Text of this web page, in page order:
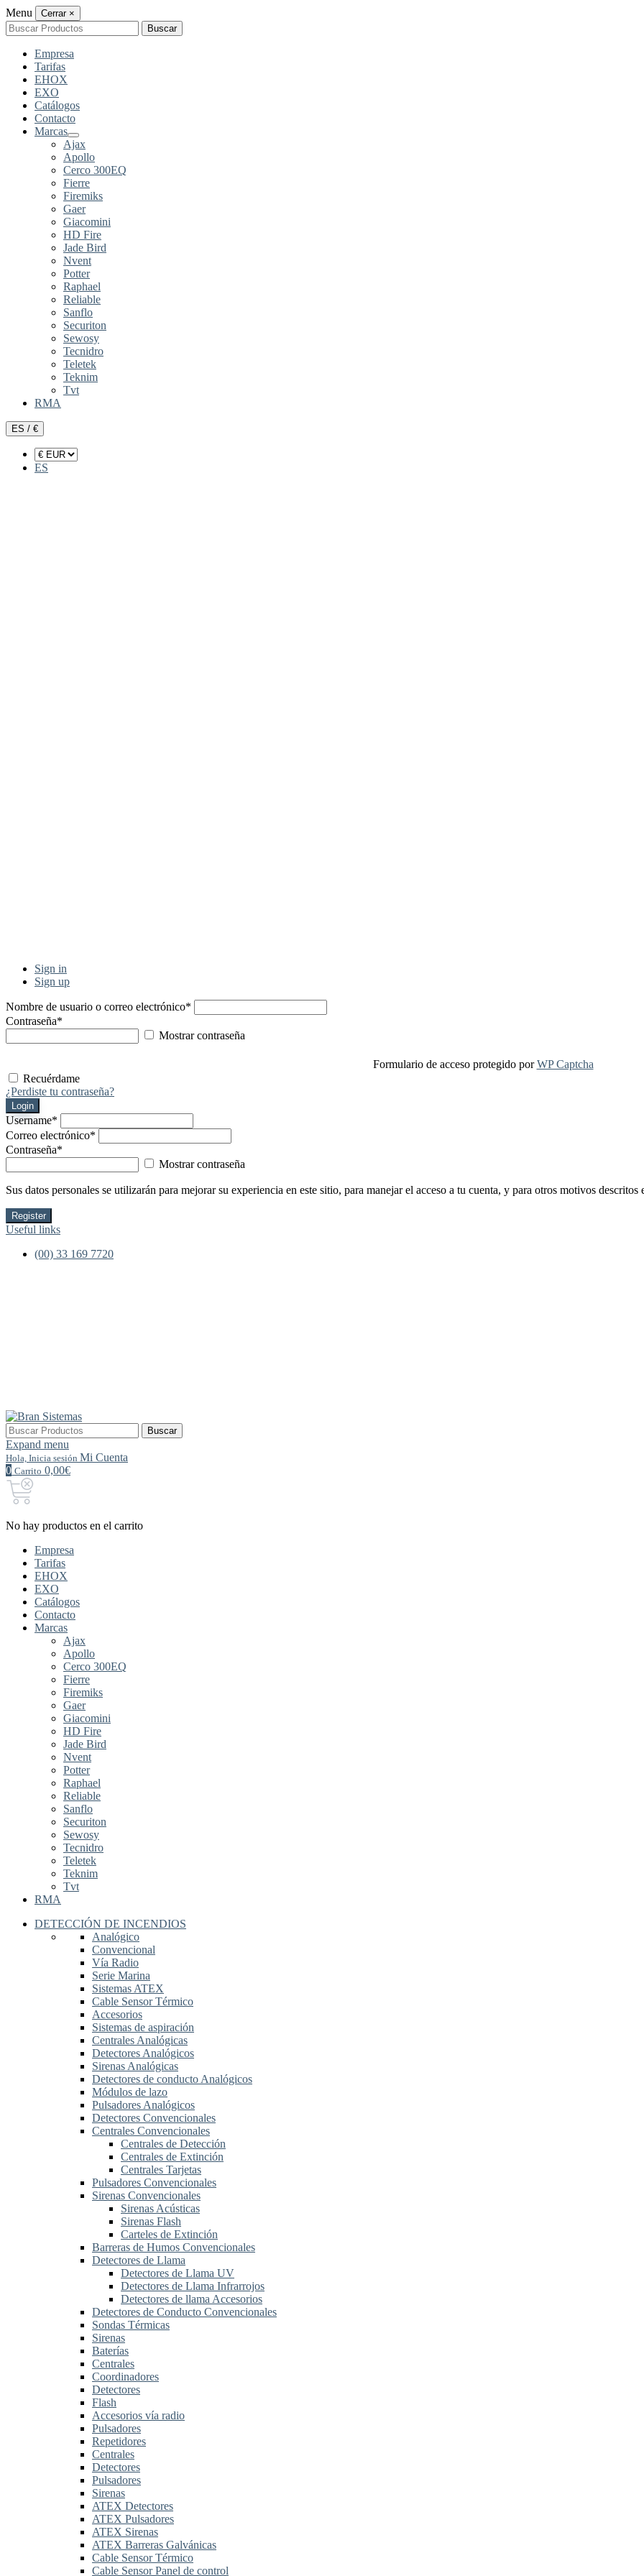
Menu Cerrar ×
Buscar
por:
Buscar
Empresa
Tarifas
EHOX
EXO
Catálogos
Contacto
Marcas
Ajax
Apollo
Cerco 300EQ
Fierre
Firemiks
Gaer
Giacomini
HD Fire
Jade Bird
Nvent
Potter
Raphael
Reliable
Sanflo
Securiton
Sewosy
Tecnidro
Teletek
Teknim
Tvt
RMA
ES / €
ES
Sign in
Sign up
Nombre de usuario o correo electrónico*
Contraseña*
Mostrar contraseña
Formulario de acceso protegido porWP Captcha
Recuérdame
¿Perdiste tu contraseña?
Login
Username*
Correo electrónico*
Contraseña*
Mostrar contraseña
Sus datos personales se utilizarán para mejorar su experiencia en este sitio, para manejar el acceso a tu cuenta, y para otros motivos descritos
Register
Useful links
(00) 33 169 7720
Buscar
por:
Buscar
Expand menu
Hola, Inicia sesión Mi Cuenta
0 Carrito 0,00€
No hay productos en el carrito
Empresa
Tarifas
EHOX
EXO
Catálogos
Contacto
Marcas
Ajax
Apollo
Cerco 300EQ
Fierre
Firemiks
Gaer
Giacomini
HD Fire
Jade Bird
Nvent
Potter
Raphael
Reliable
Sanflo
Securiton
Sewosy
Tecnidro
Teletek
Teknim
Tvt
RMA
DETECCIÓN DE INCENDIOS
Analógico
Convencional
Vía Radio
Serie Marina
Sistemas ATEX
Cable Sensor Térmico
Accesorios
Sistemas de aspiración
Centrales Analógicas
Detectores Analógicos
Sirenas Analógicas
Detectores de conducto Analógicos
Módulos de lazo
Pulsadores Analógicos
Detectores Convencionales
Centrales Convencionales
Centrales de Detección
Centrales de Extinción
Centrales Tarjetas
Pulsadores Convencionales
Sirenas Convencionales
Sirenas Acústicas
Sirenas Flash
Carteles de Extinción
Barreras de Humos Convencionales
Detectores de Llama
Detectores de Llama UV
Detectores de Llama Infrarrojos
Detectores de llama Accesorios
Detectores de Conducto Convencionales
Sondas Térmicas
Sirenas
Baterías
Centrales
Coordinadores
Detectores
Flash
Accesorios vía radio
Pulsadores
Repetidores
Centrales
Detectores
Pulsadores
Sirenas
ATEX Detectores
ATEX Pulsadores
ATEX Sirenas
ATEX Barreras Galvánicas
Cable Sensor Térmico
Cable Sensor Panel de control